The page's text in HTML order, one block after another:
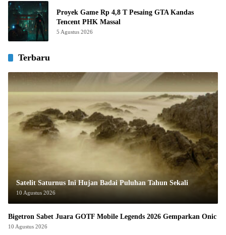
Proyek Game Rp 4,8 T Pesaing GTA Kandas
Tencent PHK Massal
5 Agustus 2026
Terbaru
Satelit Saturnus Ini Hujan Badai Puluhan Tahun Sekali
10 Agustus 2026
Bigetron Sabet Juara GOTF Mobile Legends 2026 Gemparkan Onic
10 Agustus 2026